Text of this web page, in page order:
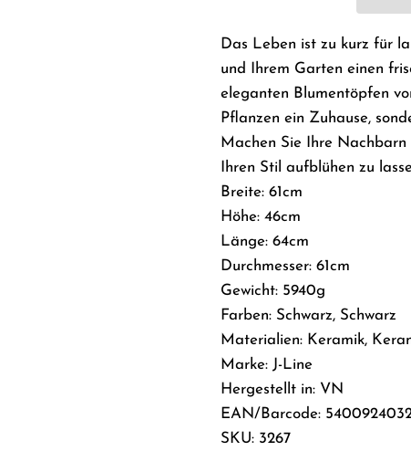
Das Leben ist zu kurz für
und Ihrem Garten einen
eleganten Blumentöpfen
Pflanzen ein Zuhause,
Machen Sie Ihre
Ihren Stil aufblühen zu
Breite: 61cm
Höhe: 46cm
Länge: 64cm
Durchmesser: 61cm
Gewicht: 5940g
Farben: Schwarz, Schwarz
Materialien: Keramik,
Marke: J-Line
Hergestellt in: VN
EAN/Barcode:
SKU: 3267